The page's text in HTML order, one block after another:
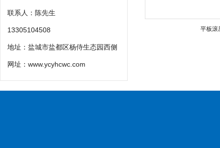
联系人：陈先生
13305104508
地址：盐城市盐都区杨侍生态园西侧
网址： www.ycyhcwc.com
平板滚